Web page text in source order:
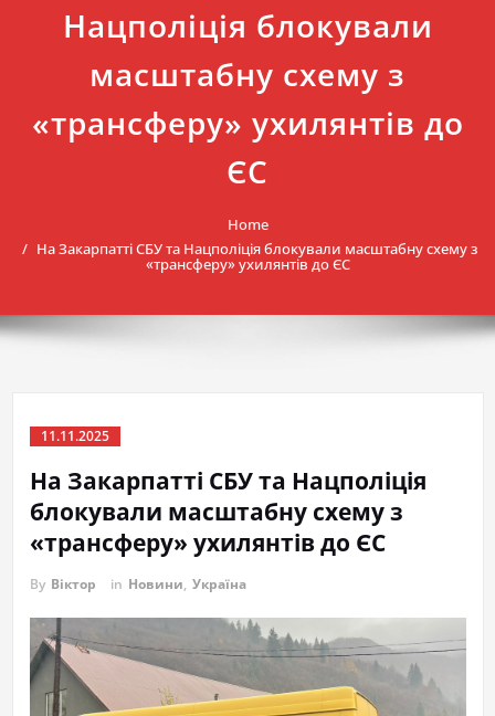
Нацполіція блокували
масштабну схему з
«трансферу» ухилянтів до
ЄС
Home
На Закарпатті СБУ та Нацполіція блокували масштабну схему з
«трансферу» ухилянтів до ЄС
11.11.2025
На Закарпатті СБУ та Нацполіція
блокували масштабну схему з
«трансферу» ухилянтів до ЄС
By Віктор in Новини, Україна